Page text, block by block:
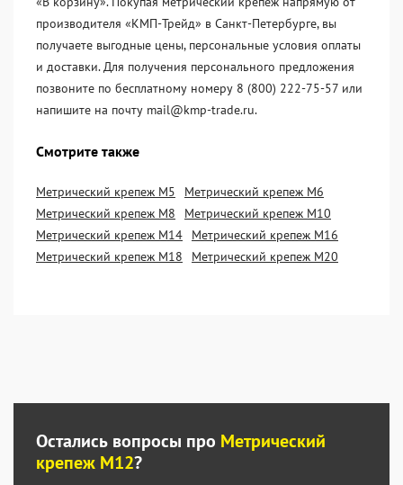
производителя «KМП-Трейд» в Санкт-Петербурге, вы
получаете выгодные цены, персональные условия оплаты
и доставки. Для получения персонального предложения
позвоните по бесплатному номеру 8 (800) 222-75-57 или
напишите на почту mail@kmp-trade.ru.
Смотрите также
Метрический крепеж М5
Метрический крепеж М6
Метрический крепеж М8
Метрический крепеж М10
Метрический крепеж М14
Метрический крепеж М16
Метрический крепеж М18
Метрический крепеж М20
Остались вопросы про Метрический
крепеж М12?